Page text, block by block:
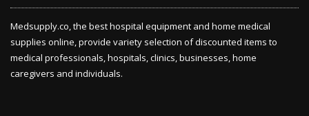
Medsupply.co, the best hospital equipment and home medical
supplies online, provide variety selection of discounted items to
medical professionals, hospitals, clinics, businesses, home
caregivers and individuals.